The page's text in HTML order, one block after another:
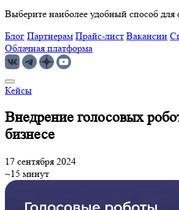
Выберите наиболее удобный способ для
Блог Партнерам Прайс-лист Вакансии
Облачная платформа
Кейсы
Внедрение голосовых
бизнесе
17 сентября 2024
~15 минут